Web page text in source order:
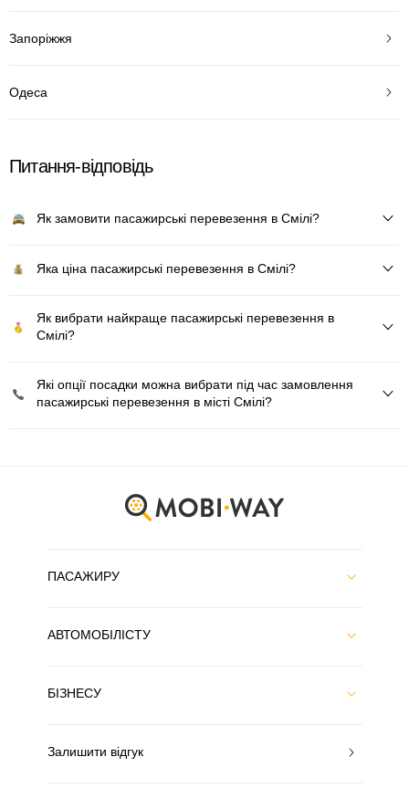
Запоріжжя
Одеса
Питання-відповідь
Як замовити пасажирські перевезення в Смілі?
Яка ціна пасажирські перевезення в Смілі?
Як вибрати найкраще пасажирські перевезення в
Смілі?
Які опції посадки можна вибрати під час замовлення
пасажирські перевезення в місті Смілі?
ПАСАЖИРУ
АВТОМОБІЛІСТУ
БІЗНЕСУ
Залишити відгук